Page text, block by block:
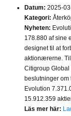
Datum: 2025-
Kategori:
Nyheten:
178.880 af sine
designet til at
aktionærerne.
Citigroup
beslutninger om
Evolution
15.912.359
Läs mer här: